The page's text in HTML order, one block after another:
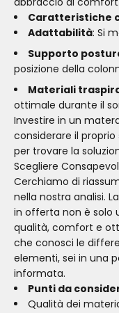
Caratteristiche
Adattabilità: Si
Supporto
posizione della
Materiali
ottimale durante il
Investire in un
considerare il
per trovare la
Scegliere
Cerchiamo di
nella nostra analisi.
in offerta non è solo
qualità, comfort e
che conosci le
elementi, sei in una
informata.
Punti da
Qualità dei